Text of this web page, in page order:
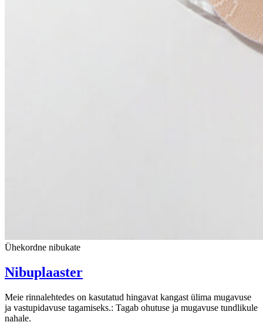
Ühekordne nibukate
Nibuplaaster
Meie rinnalehtedes on kasutatud hingavat kangast ülima mugavuse
ja vastupidavuse tagamiseks.: Tagab ohutuse ja mugavuse tundlikule
nahale.